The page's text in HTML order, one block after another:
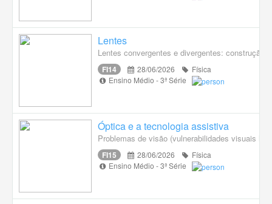
Lentes
Lentes convergentes e divergentes:
FI14 28/06/2026
Física
Ensino Médio - 3ª Série
Óptica e a tecnologia assistiva
Problemas de visão (vulnerabilidades visuais
FI15 28/06/2026
Física
Ensino Médio - 3ª Série